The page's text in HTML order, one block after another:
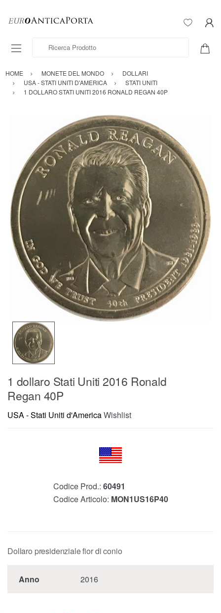
Ricerca Prodotto
HOME MONETE DEL MONDO
DOLLARI
USA - STATI UNITI D'AMERICA
STATI UNITI
1 DOLLARO STATI UNITI 2016 RONALD REGAN 40P
1 dollaro Stati Uniti 2016 Ronald
Regan 40P
USA - Stati Uniti d'AmericaWishlist
Codice Prod.: 60491
Codice Articolo: MON1US16P40
Dollaro presidenziale fior di conio
Anno 2016